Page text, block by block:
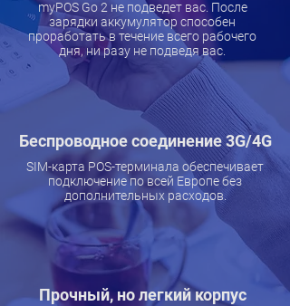
myPOS Go 2 не подведет вас. После
зарядки аккумулятор способен
проработать в течение всего рабочего
дня, ни разу не подведя вас.
Беспроводное соединение 3G/4G
SIM-карта POS-терминала обеспечивает
подключение по всей Европе без
дополнительных расходов.
Прочный, но легкий корпус